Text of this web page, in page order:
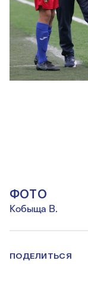
ФОТО
Кобыща В.
ПОДЕЛИТЬСЯ